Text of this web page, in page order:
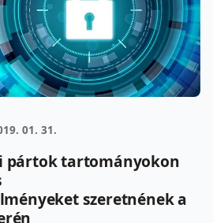
01. 31.
pártok tartományokon
szeretnének a